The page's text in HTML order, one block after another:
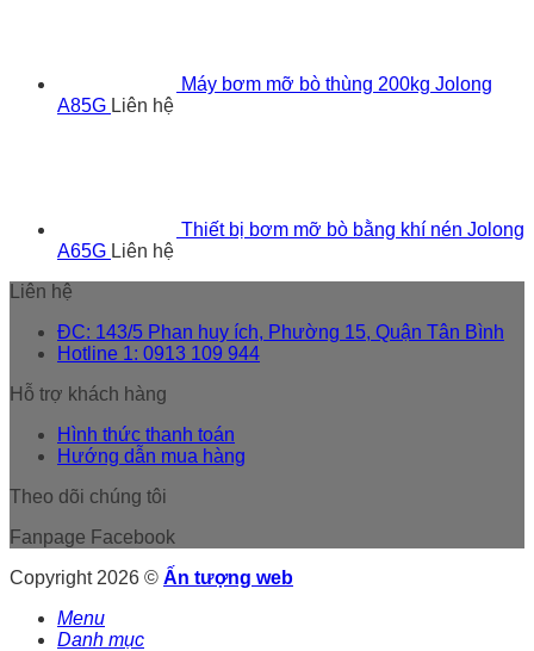
Máy bơm mỡ bò thùng 200kg Jolong
A85G Liên hệ
Thiết bị bơm mỡ bò bằng khí nén Jolong
A65G Liên hệ
Liên hệ
ĐC: 143/5 Phan huy ích, Phường 15, Quận Tân Bình
Hotline 1: 0913 109 944
Hỗ trợ khách hàng
Hình thức thanh toán
Hướng dẫn mua hàng
Theo dõi chúng tôi
Fanpage Facebook
Copyright 2026 © Ấn tượng web
Menu
Danh mục